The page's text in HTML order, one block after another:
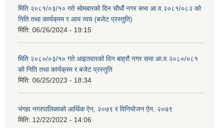
मिति २०८१/०३/१० गते सोमबारको दिन चौधौं नगर सभा आ.व.२०८१/०८२ को
निति तथा कार्यक्रम र आय व्यय (बजेट प्रस्तुति)
मिति: 06/26/2024 - 19:15
मिति २०८०/०३/१० गते आइतवारको दिन बाह्रौ नगर सभा आ.व.२०८०/०८१
को निति तथा कार्यक्रम र बजेट प्रस्तुति
मिति: 06/25/2023 - 18:34
भंगहा नगरपालिकाको आर्थिक ऐन, २०७९ र विनियोजन ऐन, २०७९
मिति: 12/22/2022 - 14:06